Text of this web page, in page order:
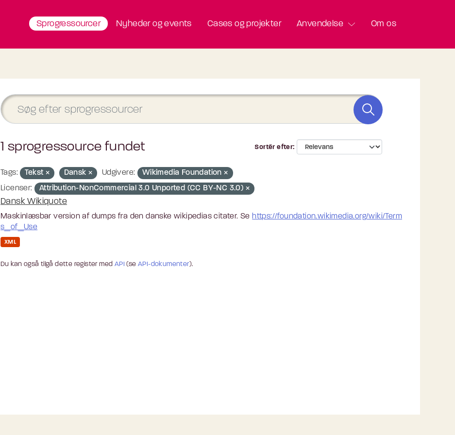
Sprogressourcer Nyheder og events Cases og projekter Anvendelse Om os
Sortér efter
1 sprogressource fundet
Tags: Tekst Dansk Udgivere:
Wikimedia Foundation
Licenser:
Attribution-NonCommercial 3.0 Unported (CC BY-NC 3.0)
Dansk Wikiquote
Maskinlæsbar version af dumps fra den danske wikipedias citater. Se https://foundation.wikimedia.org/wiki/Term
s_of_Use
XML
Du kan også tilgå dette register med API (seAPI-dokumenter).